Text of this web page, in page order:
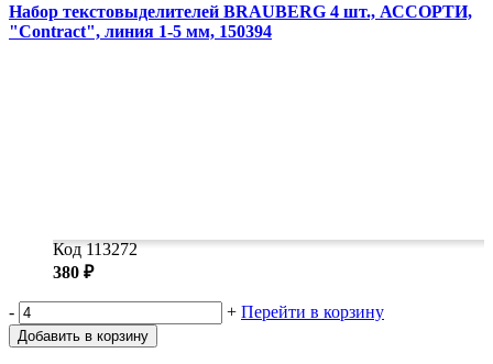
Набор текстовыделителей BRAUBERG 4 шт., АССОРТИ,
"Contract", линия 1-5 мм, 150394
Код 113272
380 ₽
- + Перейти в корзину
Добавить в корзину